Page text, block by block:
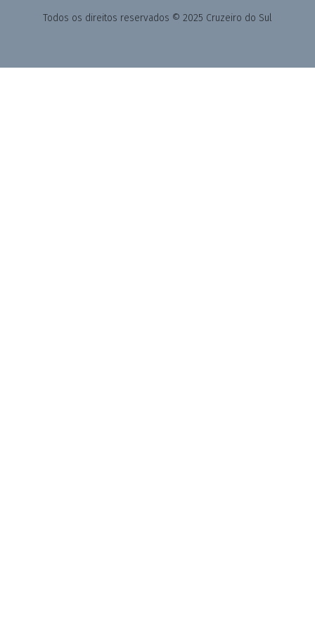
Todos os direitos reservados © 2025 Cruzeiro do Sul